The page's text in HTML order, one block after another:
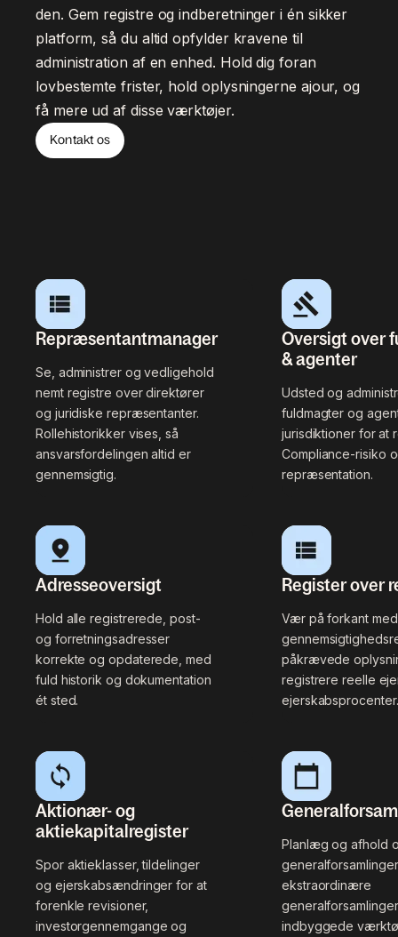
den. Gem registre og indberetninger i én sikker
platform, så du altid opfylder kravene til
administration af en enhed. Hold dig foran
lovbestemte frister, hold oplysningerne ajour, og
få mere ud af disse værktøjer.
Kontakt os
Repræsentantmanager
Se, administrer og vedligehold
nemt registre over direktører
og juridiske repræsentanter.
Rollehistorikker vises, så
ansvarsfordelingen altid er
gennemsigtig.
Oversigt over
& agenter
Udsted og
fuldmagter og
jurisdiktioner for at
Compliance-risiko
repræsentation.
Adresseoversigt
Hold alle registrerede, post-
og forretningsadresser
korrekte og opdaterede, med
fuld historik og dokumentation
ét sted.
Register over
Vær på forkant
påkrævede
registrere reelle
ejerskabsprocenter.
Aktionær- og
aktiekapitalregister
Spor aktieklasser, tildelinger
og ejerskabsændringer for at
forenkle revisioner,
investorgennemgange og
Planlæg og afhold
ekstraordinære
indbyggede